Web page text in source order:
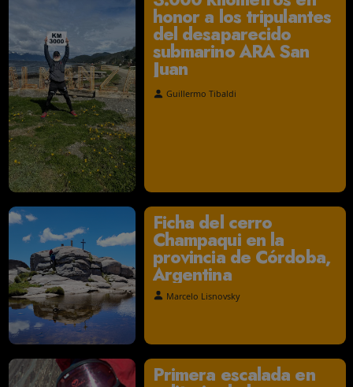
submarino ARA San
Juan
Guillermo Tibaldi